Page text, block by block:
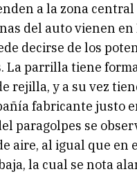
a la zona central
del auto vienen en
decirse de los
La parrilla tiene
rejilla, y a su vez
fabricante justo
paragolpes se
aire, al igual que en
la cual se nota